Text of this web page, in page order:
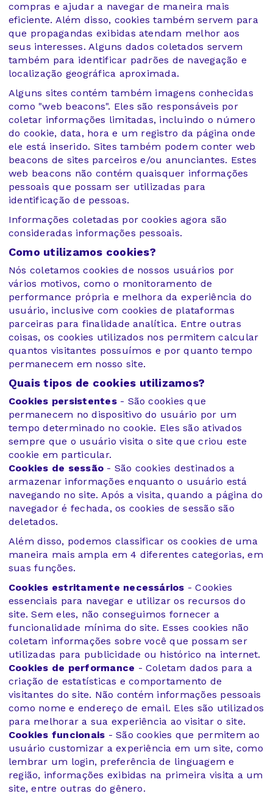
compras e ajudar a navegar de maneira mais
eficiente. Além disso, cookies também servem para
que propagandas exibidas atendam melhor aos
seus interesses. Alguns dados coletados servem
também para identificar padrões de navegação e
localização geográfica aproximada.
Alguns sites contém também imagens conhecidas
como "web beacons". Eles são responsáveis por
coletar informações limitadas, incluindo o número
do cookie, data, hora e um registro da página onde
ele está inserido. Sites também podem conter web
beacons de sites parceiros e/ou anunciantes. Estes
web beacons não contém quaisquer informações
pessoais que possam ser utilizadas para
identificação de pessoas.
Informações coletadas por cookies agora são
consideradas informações pessoais.
Como utilizamos cookies?
Nós coletamos cookies de nossos usuários por
vários motivos, como o monitoramento de
performance própria e melhora da experiência do
usuário, inclusive com cookies de plataformas
parceiras para finalidade analítica. Entre outras
coisas, os cookies utilizados nos permitem calcular
quantos visitantes possuímos e por quanto tempo
permanecem em nosso site.
Quais tipos de cookies utilizamos?
Cookies persistentes- São cookies que
permanecem no dispositivo do usuário por um
tempo determinado no cookie. Eles são ativados
sempre que o usuário visita o site que criou este
cookie em particular.
Cookies de sessão - São cookies destinados a
armazenar informações enquanto o usuário está
navegando no site. Após a visita, quando a página do
navegador é fechada, os cookies de sessão são
deletados.
Além disso, podemos classificar os cookies de uma
maneira mais ampla em 4 diferentes categorias, em
suas funções.
Cookies estritamente necessários - Cookies
essenciais para navegar e utilizar os recursos do
site. Sem eles, não conseguimos fornecer a
funcionalidade mínima do site. Esses cookies não
coletam informações sobre você que possam ser
utilizadas para publicidade ou histórico na internet.
Cookies de performance - Coletam dados para a
criação de estatísticas e comportamento de
visitantes do site. Não contém informações pessoais
como nome e endereço de email. Eles são utilizados
para melhorar a sua experiência ao visitar o site.
Cookies funcionais - São cookies que permitem ao
usuário customizar a experiência em um site, como
lembrar um login, preferência de linguagem e
região, informações exibidas na primeira visita a um
site, entre outras do gênero.